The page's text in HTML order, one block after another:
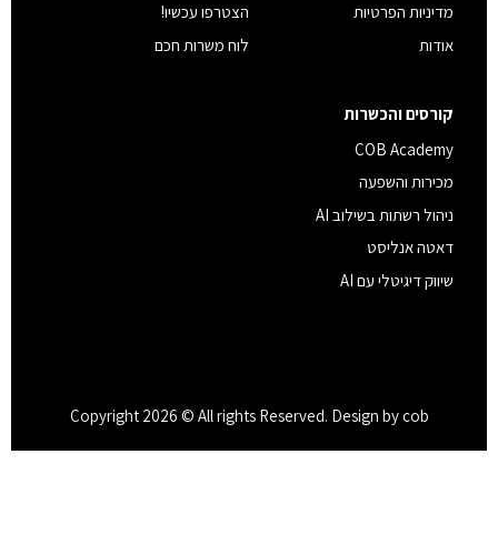
מדיניות הפרטיות
אודות
הצטרפו עכשיו!
לוח משרות חכם
קורסים והכשרות
COB Academy
מכירות והשפעה
ניהול רשתות בשילוב AI
דאטה אנליסט
שיווק דיגיטלי עם AI
Copyright 2026 © All rights Reserved. Design by cob